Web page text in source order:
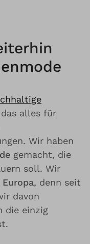
alles für
Wir haben
gemacht, die
soll. Wir
Europa, denn seit
davon
die einzig